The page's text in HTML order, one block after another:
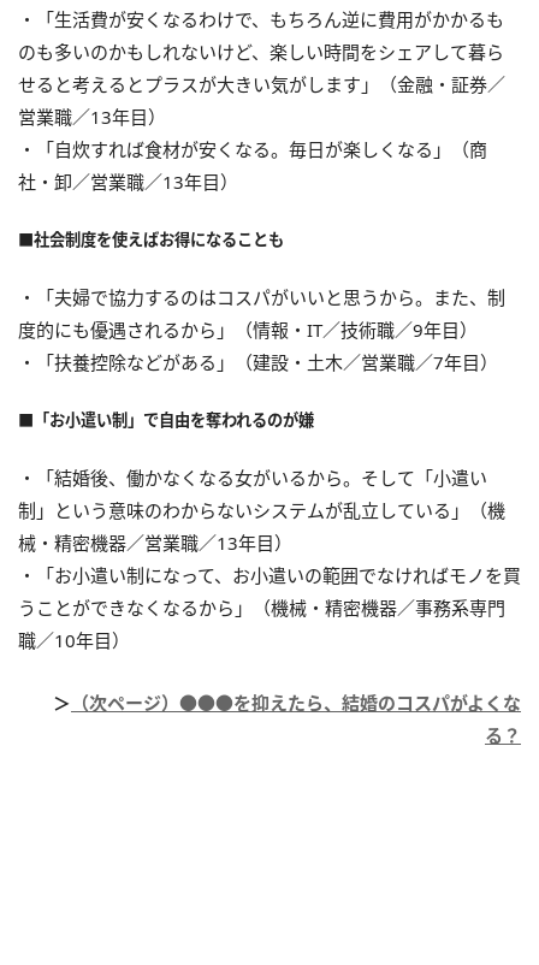
・「生活費が安くなるわけで、もちろん逆に費用がかかるも
のも多いのかもしれないけど、楽しい時間をシェアして暮ら
せると考えるとプラスが大きい気がします」（金融・証券／
営業職／13年目）
・「自炊すれば食材が安くなる。毎日が楽しくなる」（商
社・卸／営業職／13年目）
■社会制度を使えばお得になることも
・「夫婦で協力するのはコスパがいいと思うから。また、制
度的にも優遇されるから」（情報・IT／技術職／9年目）
・「扶養控除などがある」（建設・土木／営業職／7年目）
■「お小遣い制」で自由を奪われるのが嫌
・「結婚後、働かなくなる女がいるから。そして「小遣い
制」という意味のわからないシステムが乱立している」（機
械・精密機器／営業職／13年目）
・「お小遣い制になって、お小遣いの範囲でなければモノを買
うことができなくなるから」（機械・精密機器／事務系専門
職／10年目）
＞ （次ページ）●●●を抑えたら、結婚のコスパがよくな
る？